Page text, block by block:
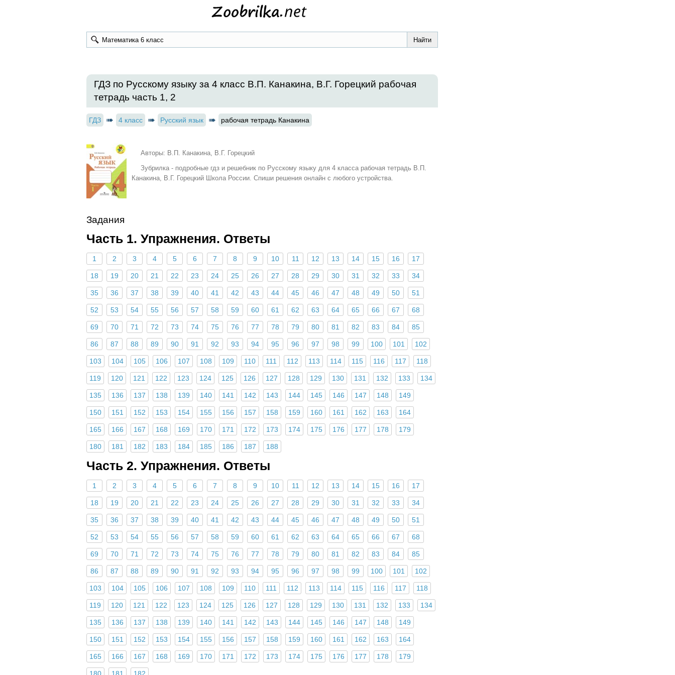
ГДЗ по Русскому языку за 4 класс В.П. Канакина, В.Г. Горецкий рабочая
тетрадь часть 1, 2
ГДЗ 4 класс Русский язык рабочая тетрадь Канакина
Авторы: В.П. Канакина, В.Г. Горецкий
Зубрилка - подробные гдз и решебник по Русскому языку для 4 класса рабочая тетрадь В.П.
Канакина, В.Г. Горецкий Школа России. Спиши решения онлайн с любого устройства.
Задания
Часть 1. Упражнения. Ответы
1 2 3 4 5 6 7 8 9 10 11 12 13 14 15 16 17
18 19 20 21 22 23 24 25 26 27 28 29 30 31 32 33 34
35 36 37 38 39 40 41 42 43 44 45 46 47 48 49 50 51
52 53 54 55 56 57 58 59 60 61 62 63 64 65 66 67 68
69 70 71 72 73 74 75 76 77 78 79 80 81 82 83 84 85
86 87 88 89 90 91 92 93 94 95 96 97 98 99 100 101 102
103 104 105 106 107 108 109 110 111 112 113 114 115 116 117 118
119 120 121 122 123 124 125 126 127 128 129 130 131 132 133 134
135 136 137 138 139 140 141 142 143 144 145 146 147 148 149
150 151 152 153 154 155 156 157 158 159 160 161 162 163 164
165 166 167 168 169 170 171 172 173 174 175 176 177 178 179
180 181 182 183 184 185 186 187 188
Часть 2. Упражнения. Ответы
1 2 3 4 5 6 7 8 9 10 11 12 13 14 15 16 17
18 19 20 21 22 23 24 25 26 27 28 29 30 31 32 33 34
35 36 37 38 39 40 41 42 43 44 45 46 47 48 49 50 51
52 53 54 55 56 57 58 59 60 61 62 63 64 65 66 67 68
69 70 71 72 73 74 75 76 77 78 79 80 81 82 83 84 85
86 87 88 89 90 91 92 93 94 95 96 97 98 99 100 101 102
103 104 105 106 107 108 109 110 111 112 113 114 115 116 117 118
119 120 121 122 123 124 125 126 127 128 129 130 131 132 133 134
135 136 137 138 139 140 141 142 143 144 145 146 147 148 149
150 151 152 153 154 155 156 157 158 159 160 161 162 163 164
165 166 167 168 169 170 171 172 173 174 175 176 177 178 179
180 181 182